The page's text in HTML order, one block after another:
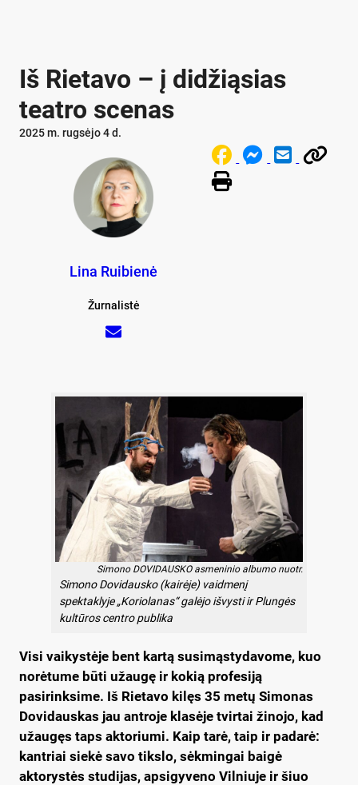
Iš Rietavo – į didžiąsias
teatro scenas
2025 m. rugsėjo 4 d.
Lina Ruibienė
Žurnalistė
Simono DOVIDAUSKO asmeninio albumo nuotr.
Simono Dovidausko (kairėje) vaidmenį
spektaklyje „Koriolanas“ galėjo išvysti ir Plungės
kultūros centro publika
Visi vaikystėje bent kartą susimąstydavome, kuo
norėtume būti užaugę ir kokią profesiją
pasirinksime. Iš Rietavo kilęs 35 metų Simonas
Dovidauskas jau antroje klasėje tvirtai žinojo, kad
užaugęs taps aktoriumi. Kaip tarė, taip ir padarė:
kantriai siekė savo tikslo, sėkmingai baigė
aktorystės studijas, apsigyveno Vilniuje ir šiuo